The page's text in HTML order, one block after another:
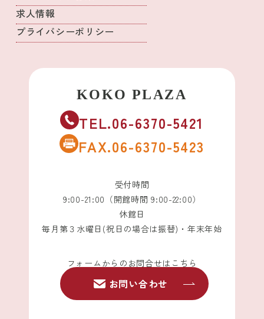
求人情報
プライバシーポリシー
TEL.06-6370-5421
FAX.06-6370-5423
受付時間
9:00-21:00（開館時間 9:00-22:00）
休館日
毎月第３水曜日(祝日の場合は振替)・年末年始
フォームからのお問合せはこちら
お問い合わせ